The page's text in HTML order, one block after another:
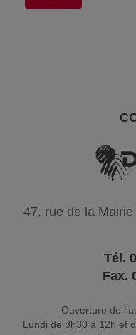
47, rue de la
Tél.
Fax.
Ouverture de
Lundi de 8h30 à 12h et